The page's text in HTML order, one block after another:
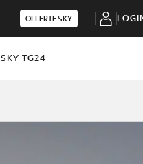
OFFERTE SKY
SKY TG24